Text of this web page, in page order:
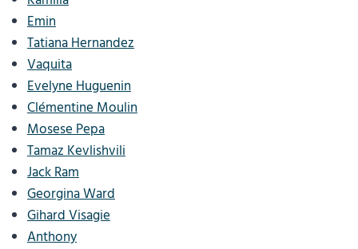
Emin
Tatiana Hernandez
Vaquita
Evelyne Huguenin
Clémentine Moulin
Mosese Pepa
Tamaz Kevlishvili
Jack Ram
Georgina Ward
Gihard Visagie
Anthony